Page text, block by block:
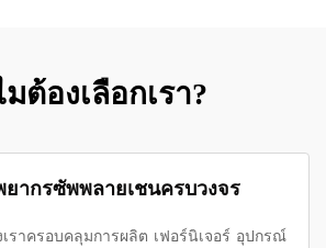
ต้องเลือกเรา?
ากรซัพพลายเชนครบวงจร
ราครอบคลุมการผลิต เฟอร์นิเจอร์ อุปกรณ์